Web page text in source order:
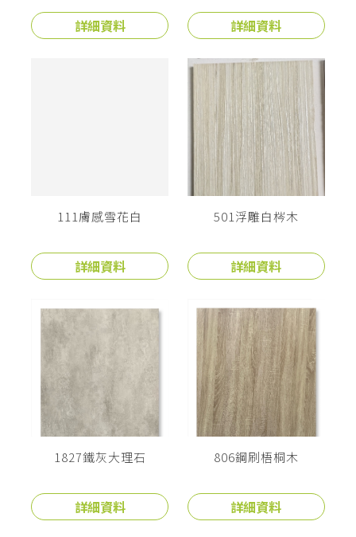
詳細資料 詳細資料
111膚感雪花白
詳細資料
501浮雕白梣木
詳細資料
1827鐵灰大理石
詳細資料
806鋼刷梧桐木
詳細資料